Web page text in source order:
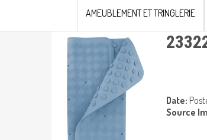
AMEUBLEMENT ET TRINGLERIE
Date:
Source